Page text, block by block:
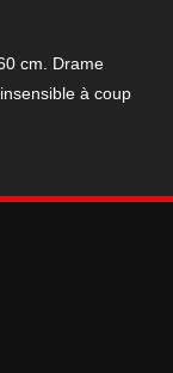
cm. Drame
à coup